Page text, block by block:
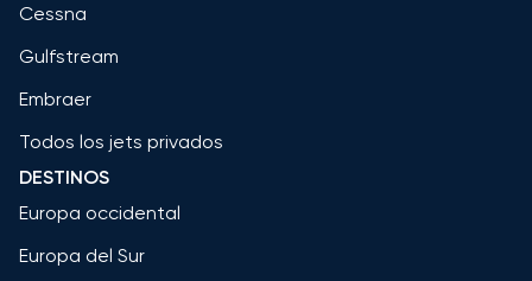
Cessna
Gulfstream
Embraer
Todos los jets privados
DESTINOS
Europa occidental
Europa del Sur